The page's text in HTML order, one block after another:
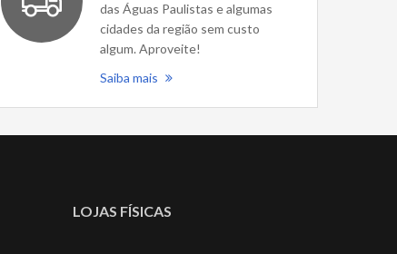
das Águas Paulistas e algumas
cidades da região sem custo
algum. Aproveite!
Saiba mais
LOJAS FÍSICAS